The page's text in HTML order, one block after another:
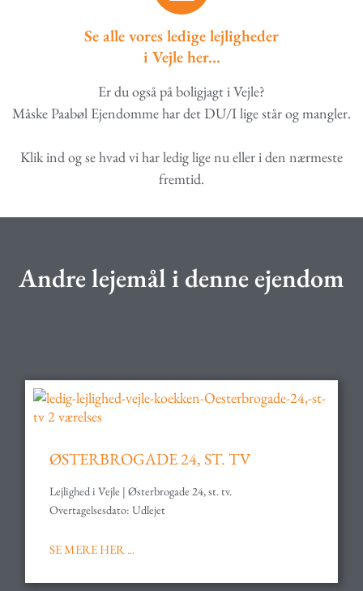
Se alle vores ledige lejligheder
i Vejle her...
Er du også på boligjagt i Vejle?
Måske Paabøl Ejendomme har det DU/I lige står og mangler.
Klik ind og se hvad vi har ledig lige nu eller i den nærmeste
fremtid.
Andre lejemål i denne ejendom
ØSTERBROGADE 24, ST. TV
Lejlighed i Vejle | Østerbrogade 24, st. tv.
Overtagelsesdato: Udlejet
SE MERE HER ...